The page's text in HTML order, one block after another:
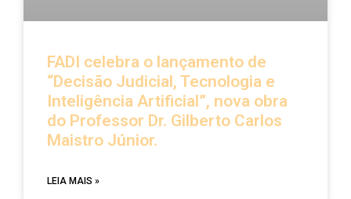
FADI celebra o lançamento de
“Decisão Judicial, Tecnologia e
Inteligência Artificial”, nova obra
do Professor Dr. Gilberto Carlos
Maistro Júnior.
LEIA MAIS »